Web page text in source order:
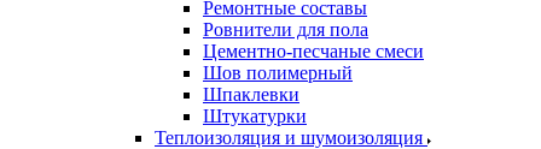
Ремонтные составы
Ровнители для пола
Цементно-песчаные смеси
Шов полимерный
Шпаклевки
Штукатурки
Теплоизоляция и шумоизоляция